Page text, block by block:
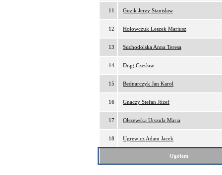
11 Guzik Jerzy Stanisław
12 Hołowczuk Leszek Mariusz
13 Suchodolska Anna Teresa
14 Drąg Czesław
15 Bednarczyk Jan Karol
16 Gnaczy Stefan Józef
17 Olszewska Urszula Maria
18 Ugrewicz Adam Jacek
Ogółem